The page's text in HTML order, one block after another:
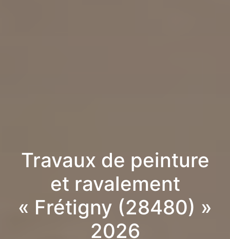
Travaux de peinture
et ravalement
« Frétigny (28480) »
2026